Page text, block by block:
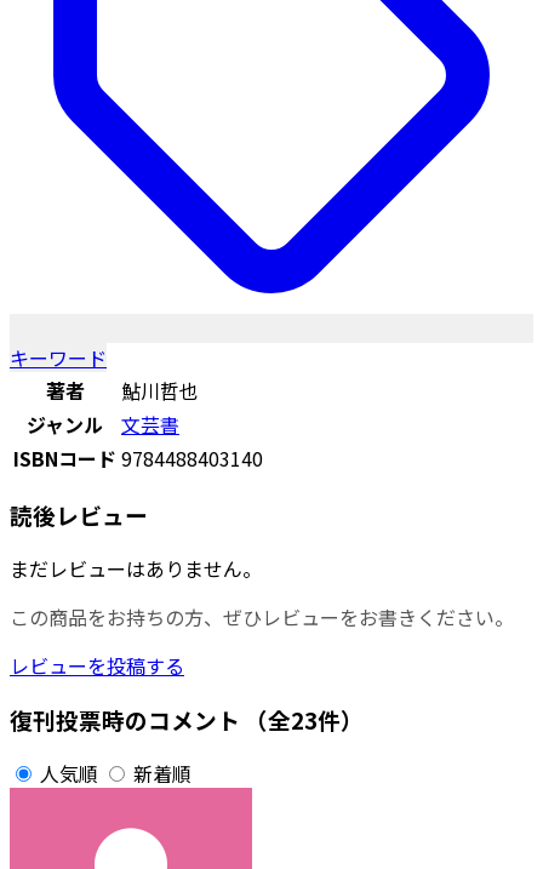
キーワード
著者
鮎川哲也
ジャンル
文芸書
ISBNコード 9784488403140
読後レビュー
まだレビューはありません。
この商品をお持ちの方、ぜひレビューをお書きください。
レビューを投稿する
復刊投票時のコメント （全23件）
人気順 新着順